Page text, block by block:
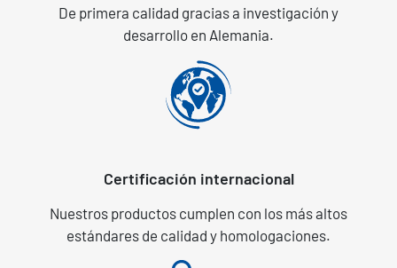
De primera calidad gracias a investigación y
desarrollo en Alemania.
Certificación internacional
Nuestros productos cumplen con los más altos
estándares de calidad y homologaciones.